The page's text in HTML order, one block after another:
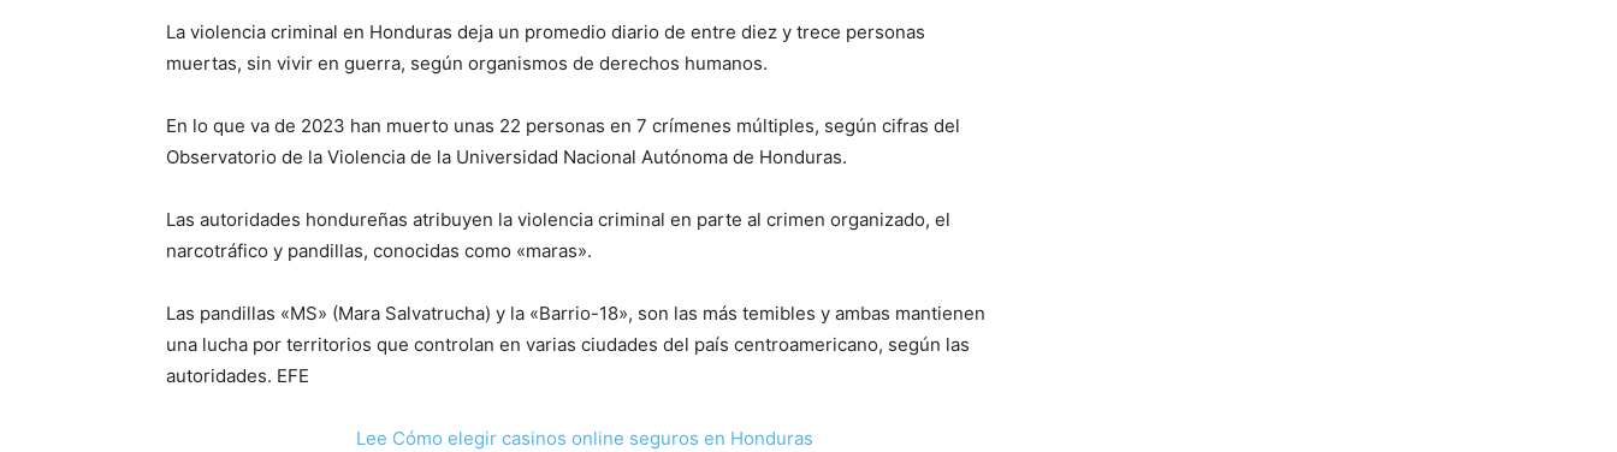
La violencia criminal en Honduras deja un promedio diario de entre diez y trece personas
muertas, sin vivir en guerra, según organismos de derechos humanos.
En lo que va de 2023 han muerto unas 22 personas en 7 crímenes múltiples, según cifras del
Observatorio de la Violencia de la Universidad Nacional Autónoma de Honduras.
Las autoridades hondureñas atribuyen la violencia criminal en parte al crimen organizado, el
narcotráfico y pandillas, conocidas como «maras».
Las pandillas «MS» (Mara Salvatrucha) y la «Barrio-18», son las más temibles y ambas mantienen
una lucha por territorios que controlan en varias ciudades del país centroamericano, según las
autoridades. EFE
Lee Cómo elegir casinos online seguros en Honduras